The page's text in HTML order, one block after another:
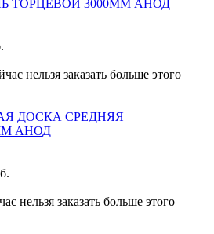
ТОРЦЕВОЙ 3000ММ АНОД
нельзя заказать больше этого
ДОСКА СРЕДНЯЯ
АНОД
нельзя заказать больше этого